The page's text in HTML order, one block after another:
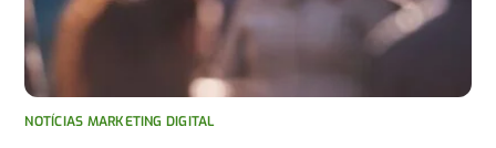
NOTÍCIAS MARKETING DIGITAL